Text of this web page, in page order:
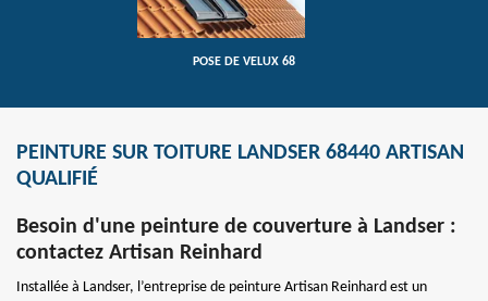
POSE DE VELUX 68
PEINTURE SUR TOITURE LANDSER 68440 ARTISAN
QUALIFIÉ
Besoin d'une peinture de couverture à Landser :
contactez Artisan Reinhard
Installée à Landser, l’entreprise de peinture Artisan Reinhard est un